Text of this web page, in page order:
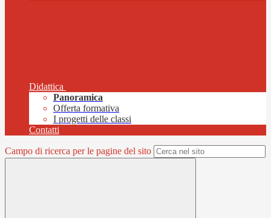
Didattica
Panoramica
Offerta formativa
I progetti delle classi
Contatti
Campo di ricerca per le pagine del sito